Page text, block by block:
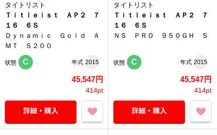
タイトリスト
Ｔｉｔｌｅｉｓｔ ＡＰ２ ７
１６ ６Ｓ
Ｄｙｎａｍｉｃ Ｇｏｌｄ Ａ
ＭＴ Ｓ２００
状態 C 年式 2015
45,547円
414pt
タイトリスト
Ｔｉｔｌｅｉｓｔ ＡＰ２ ７
１６ ６Ｓ
ＮＳ ＰＲＯ ９５０ＧＨ Ｓ
状態 C 年式 2015
45,547円
414pt